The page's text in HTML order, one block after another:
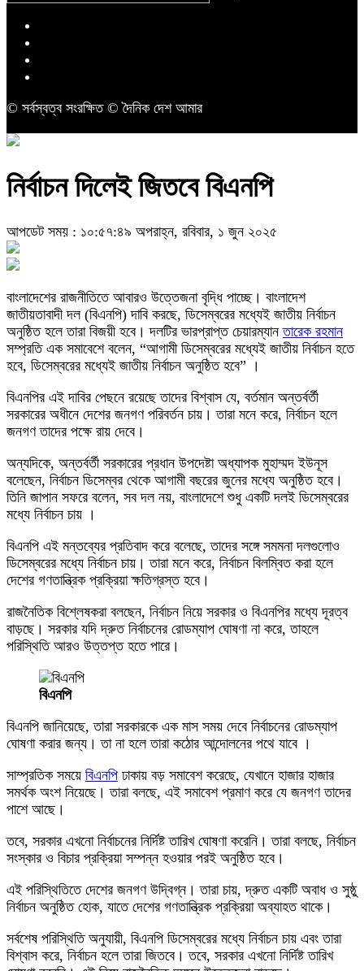
© সর্বস্বত্ব সংরক্ষিত © দৈনিক দেশ আমার
নির্বাচন দিলেই জিতবে বিএনপি
আপডেট সময় : ১০:৫৭:৪৯ অপরাহ্ন, রবিবার, ১ জুন ২০২৫
বাংলাদেশের রাজনীতিতে আবারও উত্তেজনা বৃদ্ধি পাচ্ছে। বাংলাদেশ
জাতীয়তাবাদী দল (বিএনপি) দাবি করছে, ডিসেম্বরের মধ্যেই জাতীয় নির্বাচন
অনুষ্ঠিত হলে তারা বিজয়ী হবে। দলটির ভারপ্রাপ্ত চেয়ারম্যানতারেক রহমান
সম্প্রতি এক সমাবেশে বলেন, “আগামী ডিসেম্বরের মধ্যেই জাতীয় নির্বাচন হতে
হবে, ডিসেম্বরের মধ্যেই জাতীয় নির্বাচন অনুষ্ঠিত হবে” ।
বিএনপির এই দাবির পেছনে রয়েছে তাদের বিশ্বাস যে, বর্তমান অন্তর্বর্তী
সরকারের অধীনে দেশের জনগণ পরিবর্তন চায়। তারা মনে করে, নির্বাচন হলে
জনগণ তাদের পক্ষে রায় দেবে।
অন্যদিকে, অন্তর্বর্তী সরকারের প্রধান উপদেষ্টা অধ্যাপক মুহাম্মদ ইউনূস
বলেছেন, নির্বাচন ডিসেম্বর থেকে আগামী বছরের জুনের মধ্যে অনুষ্ঠিত হবে।
তিনি জাপান সফরে বলেন, সব দল নয়, বাংলাদেশে শুধু একটি দলই ডিসেম্বরের
মধ্যে নির্বাচন চায় ।
বিএনপি এই মন্তব্যের প্রতিবাদ করে বলেছে, তাদের সঙ্গে সমমনা দলগুলোও
ডিসেম্বরের মধ্যে নির্বাচন চায়। তারা মনে করে, নির্বাচন বিলম্বিত করা হলে
দেশের গণতান্ত্রিক প্রক্রিয়া ক্ষতিগ্রস্ত হবে।
রাজনৈতিক বিশ্লেষকরা বলছেন, নির্বাচন নিয়ে সরকার ও বিএনপির মধ্যে দূরত্ব
বাড়ছে। সরকার যদি দ্রুত নির্বাচনের রোডম্যাপ ঘোষণা না করে, তাহলে
পরিস্থিতি আরও উত্তপ্ত হতে পারে।
বিএনপি
বিএনপি জানিয়েছে, তারা সরকারকে এক মাস সময় দেবে নির্বাচনের রোডম্যাপ
ঘোষণা করার জন্য। তা না হলে তারা কঠোর আন্দোলনের পথে যাবে ।
সাম্প্রতিক সময়ে বিএনপি ঢাকায় বড় সমাবেশ করেছে, যেখানে হাজার হাজার
সমর্থক অংশ নিয়েছে। তারা বলছে, এই সমাবেশ প্রমাণ করে যে জনগণ তাদের
পাশে আছে।
তবে, সরকার এখনো নির্বাচনের নির্দিষ্ট তারিখ ঘোষণা করেনি। তারা বলছে, নির্বাচন
সংস্কার ও বিচার প্রক্রিয়া সম্পন্ন হওয়ার পরই অনুষ্ঠিত হবে।
এই পরিস্থিতিতে দেশের জনগণ উদ্বিগ্ন। তারা চায়, দ্রুত একটি অবাধ ও সুষ্ঠু
নির্বাচন অনুষ্ঠিত হোক, যাতে দেশের গণতান্ত্রিক প্রক্রিয়া অব্যাহত থাকে।
সর্বশেষ পরিস্থিতি অনুযায়ী, বিএনপি ডিসেম্বরের মধ্যে নির্বাচন চায় এবং তারা
বিশ্বাস করে, নির্বাচন হলে তারা জিতবে। তবে, সরকার এখনো নির্দিষ্ট তারিখ